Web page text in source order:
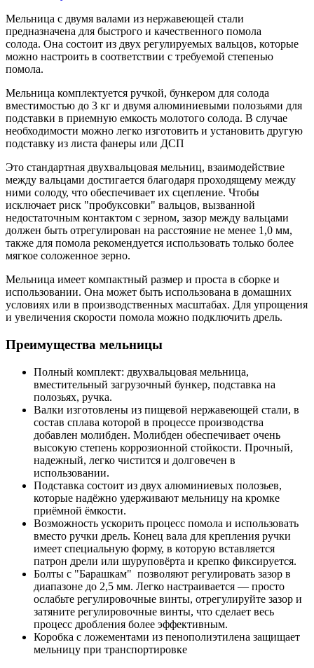
Мельница с двумя валами из нержавеющей стали
предназначена для быстрого и качественного помола
солода. Она состоит из двух регулируемых вальцов, которые
можно настроить в соответствии с требуемой степенью
помола.
Мельница комплектуется ручкой, бункером для солода
вместимостью до 3 кг и двумя алюминиевыми полозьями для
подставки в приемную емкость молотого солода. В случае
необходимости можно легко изготовить и установить другую
подставку из листа фанеры или ДСП
Это стандартная двухвальцовая мельниц, взаимодействие
между вальцами достигается благодаря проходящему между
ними солоду, что обеспечивает их сцепление. Чтобы
исключает риск "пробуксовки" вальцов, вызванной
недостаточным контактом с зерном, зазор между вальцами
должен быть отрегулирован на расстояние не менее 1,0 мм,
также для помола рекомендуется использовать только более
мягкое соложенное зерно.
Мельница имеет компактный размер и проста в сборке и
использовании. Она может быть использована в домашних
условиях или в производственных масштабах. Для упрощения
и увеличения скорости помола можно подключить дрель.
Преимущества мельницы
Полный комплект: двухвальцовая мельница,
вместительный загрузочный бункер, подставка на
полозьях, ручка.
Валки изготовлены из пищевой нержавеющей стали, в
состав сплава которой в процессе производства
добавлен молибден. Молибден обеспечивает очень
высокую степень коррозионной стойкости. Прочный,
надежный, легко чистится и долговечен в
использовании.
Подставка состоит из двух алюминиевых полозьев,
которые надёжно удерживают мельницу на кромке
приёмной ёмкости.
Возможность ускорить процесс помола и использовать
вместо ручки дрель. Конец вала для крепления ручки
имеет специальную форму, в которую вставляется
патрон дрели или шуруповёрта и крепко фиксируется.
Болты с "Барашкам" позволяют регулировать зазор в
диапазоне до 2,5 мм. Легко настраивается — просто
ослабьте регулировочные винты, отрегулируйте зазор и
затяните регулировочные винты, что сделает весь
процесс дробления более эффективным.
Коробка с ложементами из пенополиэтилена защищает
мельницу при транспортировке